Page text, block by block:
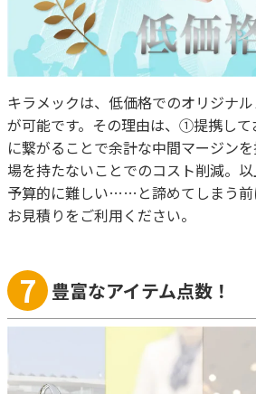
キラメックは、低価格でのオリジナ
が可能です。その理由は、①提携し
に繋がることで余計な中間マージン
場を持たないことでのコスト削減。以
予算的に難しい……と諦めてしまう前
お見積りをご利用ください。
7 豊富なアイテム点数！